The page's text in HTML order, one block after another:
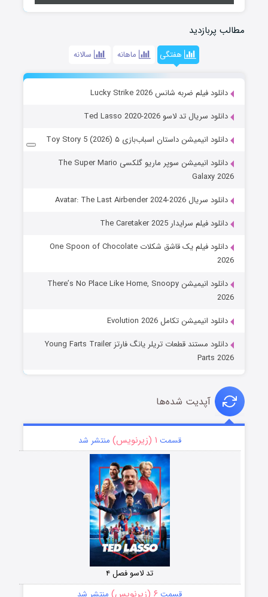
مطالب پربازدید
هفتگی ماهانه سالانه
دانلود فیلم ضربه شانس Lucky Strike 2026
دانلود سریال تد لاسو Ted Lasso 2020-2026
دانلود انیمیشن داستان اسباب‌بازی ۵ Toy Story 5 (2026)
دانلود انیمیشن سوپر ماریو گلکسی The Super Mario
Galaxy 2026
دانلود سریال Avatar: The Last Airbender 2024-2026
دانلود فیلم سرایدار The Caretaker 2025
دانلود فیلم یک قاشق شکلات One Spoon of Chocolate
2026
دانلود انیمیشن There’s No Place Like Home, Snoopy
2026
دانلود انیمیشن تکامل Evolution 2026
دانلود مستند قطعات تریلر یانگ فارتز Young Farts Trailer
Parts 2026
آپدیت شده‌ها
قسمت ۱ (زیرنویس) منتشر شد
تد لاسو فصل ۴
قسمت ۶ (زیرنویس) منتشر شد